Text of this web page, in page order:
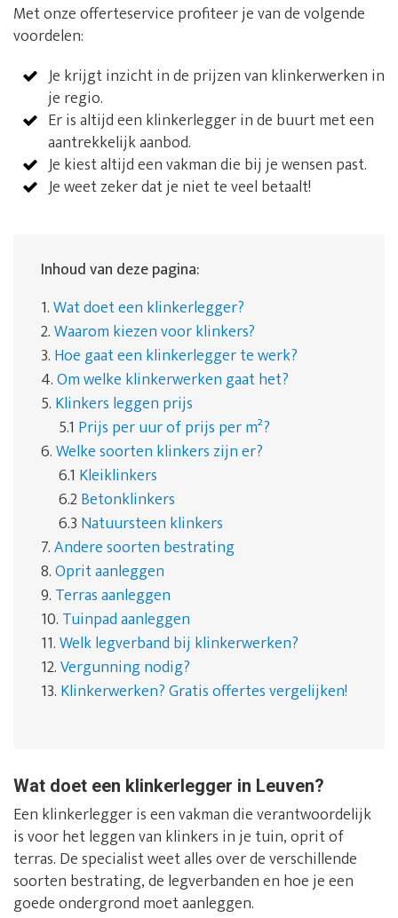
Met onze offerteservice profiteer je van de volgende
voordelen:
Je krijgt inzicht in de prijzen van klinkerwerken in
je regio.
Er is altijd een klinkerlegger in de buurt met een
aantrekkelijk aanbod.
Je kiest altijd een vakman die bij je wensen past.
Je weet zeker dat je niet te veel betaalt!
Inhoud van deze pagina:
1.Wat doet een klinkerlegger?
2.Waarom kiezen voor klinkers?
3. Hoe gaat een klinkerlegger te werk?
4.Om welke klinkerwerken gaat het?
5. Klinkers leggen prijs
5.1 Prijs per uur of prijs per m²?
6.Welke soorten klinkers zijn er?
6.1 Kleiklinkers
6.2Betonklinkers
6.3 Natuursteen klinkers
7.Andere soorten bestrating
8.Oprit aanleggen
9. Terras aanleggen
10. Tuinpad aanleggen
11.Welk legverband bij klinkerwerken?
12.Vergunning nodig?
13. Klinkerwerken? Gratis offertes vergelijken!
Wat doet een klinkerlegger in Leuven?
Een klinkerlegger is een vakman die verantwoordelijk
is voor het leggen van klinkers in je tuin, oprit of
terras. De specialist weet alles over de verschillende
soorten bestrating, de legverbanden en hoe je een
goede ondergrond moet aanleggen.